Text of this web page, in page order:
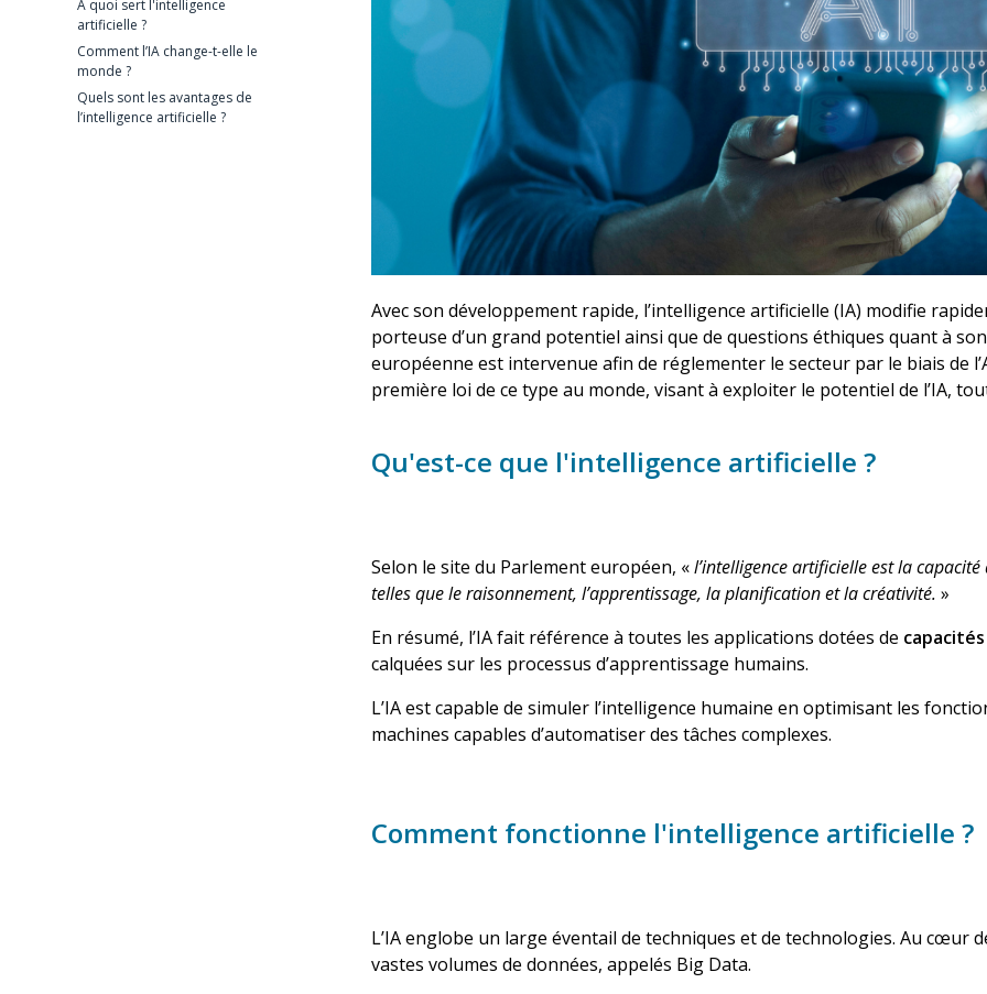
À quoi sert l'intelligence
artificielle ?
Comment l’IA change-t-elle le
monde ?
Quels sont les avantages de
l’intelligence artificielle ?
Avec son développement rapide, l’intelligence artificielle (IA) modifie
porteuse d’un grand potentiel ainsi que de questions éthiques quant à
européenne est intervenue afin de réglementer le secteur par le biais de
première loi de ce type au monde, visant à exploiter le potentiel de l’IA,
Qu'est-ce que l'intelligence artificielle ?
Selon le site du Parlement européen, «l’intelligence artificielle est la
telles que le raisonnement, l’apprentissage, la planification et la créativité.»
En résumé, l’IA fait référence à toutes les applications dotées de
calquées sur les processus d’apprentissage humains.
L’IA est capable de simuler l’intelligence humaine en optimisant les
machines capables d’automatiser des tâches complexes.
Comment fonctionne l'intelligence artificielle ?
L’IA englobe un large éventail de techniques et de technologies. Au cœur
vastes volumes de données, appelés Big Data.